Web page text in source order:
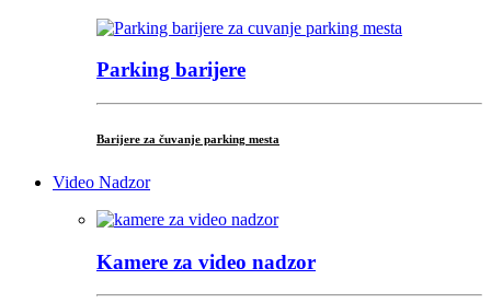
Parking barijere
Barijere za čuvanje parking mesta
Video Nadzor
Kamere za video nadzor